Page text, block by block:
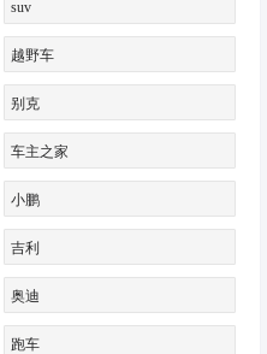
suv
越野车
别克
车主之家
小鹏
吉利
奥迪
跑车